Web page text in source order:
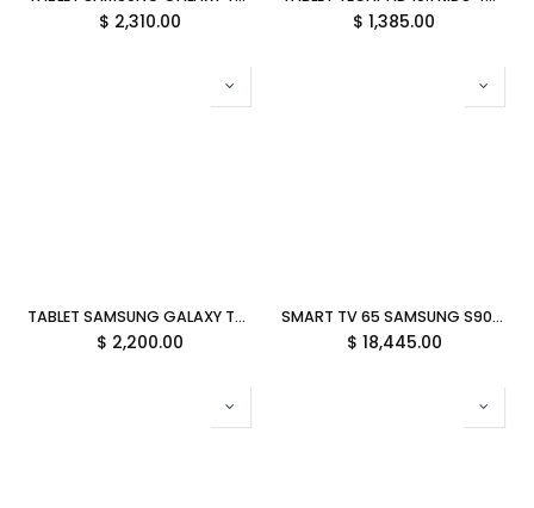
$ 2,310.00 $ 1,385.00
TABLET SAMSUNG GALAXY TAB A11 8.7 4GB 64GB OCTA CORE 2.2 GHZ ANDROID 15 GRIS SM-X133NZAAL06 GARANTIA CON FABRICANTE
$ 2,200.00
SMART TV 65 SAMSUNG S90DD 1MS 120HZ UHD 4K OLED TIZEN QN65S90DDFXZA GARANTIA CON FABRICANTE
$ 18,445.00